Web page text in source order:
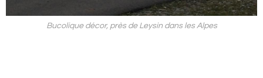
Bucolique décor, près de Leysin dans les Alpes